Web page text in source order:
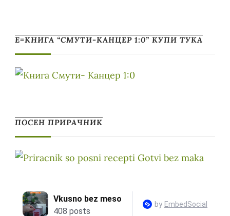
Е=КНИГА “СМУТИ-КАНЦЕР 1:0” КУПИ ТУКА
ПОСЕН ПРИРАЧНИК